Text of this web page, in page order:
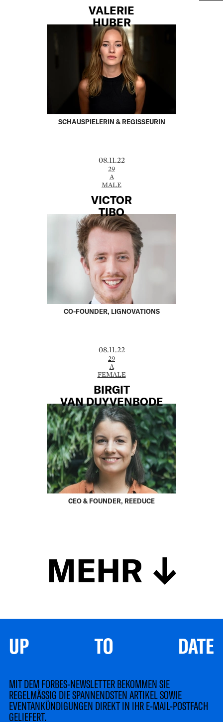
VALERIE
HUBER
SCHAUSPIELERIN & REGISSEURIN
08.11.22
29
A
MALE
VICTOR
TIBO
CO-FOUNDER, LIGNOVATIONS
08.11.22
29
A
FEMALE
BIRGIT
VAN DUYVENBODE
CEO & FOUNDER, REEDUCE
MEHR
UP TO DATE
MIT DEM FORBES-NEWSLETTER BEKOMMEN SIE
REGELMÄSSIG DIE SPANNENDSTEN ARTIKEL SOWIE
EVENTANKÜNDIGUNGEN DIREKT IN IHR E-MAIL-POSTFACH
GELIEFERT.